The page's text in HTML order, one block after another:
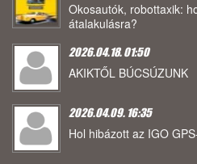
Okosautók, robottaxik:
átalakulásra?
2026.04.18. 01:50
AKIKTŐL BÚCSÚZUNK
2026.04.09. 16:35
Hol hibázott az IGO